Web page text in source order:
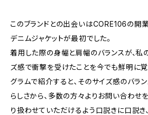
このブランドとの出会いはCORE106の開
デニムジャケットが最初でした。
着用した際の身幅と肩幅のバランスが、私
ズ感で衝撃を受けたことを今でも鮮明に覚
グラムで紹介すると、そのサイズ感のバラ
らしさから、多数の方々よりお問い合わせ
り扱わせていただけるよう口説きに口説き